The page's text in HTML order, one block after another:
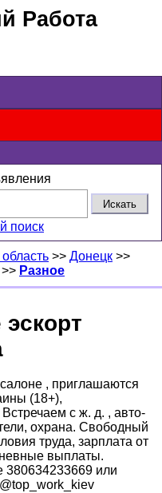
Работа
поиск
>> Донецк >>
>> Разное
, приглашаются
(18+),
с ж. д. , авто-
охрана. Свободный
труда, зарплата от
выплаты.
380634233669 или